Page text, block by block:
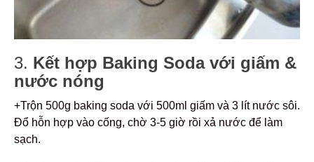
3. Kết hợp Baking Soda với giấm &
nước nóng
+Trộn 500g baking soda với 500ml giấm và 3 lít nước sôi.
Đổ hỗn hợp vào cống, chờ 3-5 giờ rồi xả nước để làm
sạch.